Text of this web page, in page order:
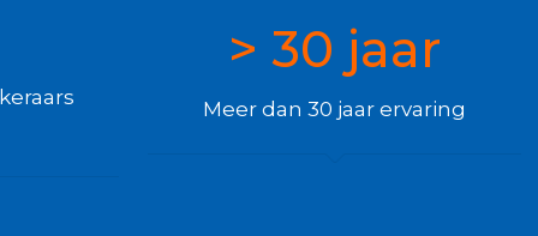
> 30 jaar
Meer dan 30 jaar ervaring